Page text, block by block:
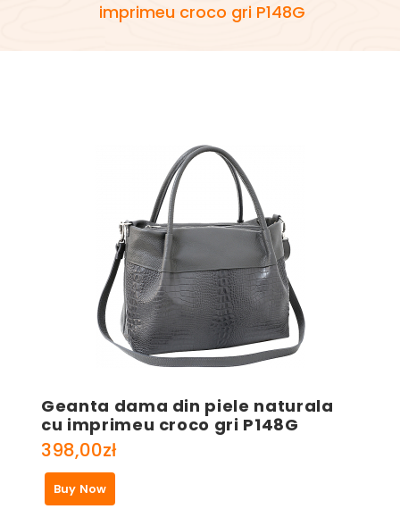
imprimeu croco gri P148G
Geanta dama din piele naturala
cu imprimeu croco gri P148G
398,00zł
Buy Now